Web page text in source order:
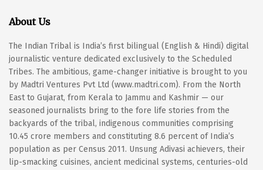
About Us
The Indian Tribal is India’s first bilingual (English & Hindi) digital
journalistic venture dedicated exclusively to the Scheduled
Tribes. The ambitious, game-changer initiative is brought to you
by Madtri Ventures Pvt Ltd (www.madtri.com). From the North
East to Gujarat, from Kerala to Jammu and Kashmir — our
seasoned journalists bring to the fore life stories from the
backyards of the tribal, indigenous communities comprising
10.45 crore members and constituting 8.6 percent of India’s
population as per Census 2011. Unsung Adivasi achievers, their
lip-smacking cuisines, ancient medicinal systems, centuries-old